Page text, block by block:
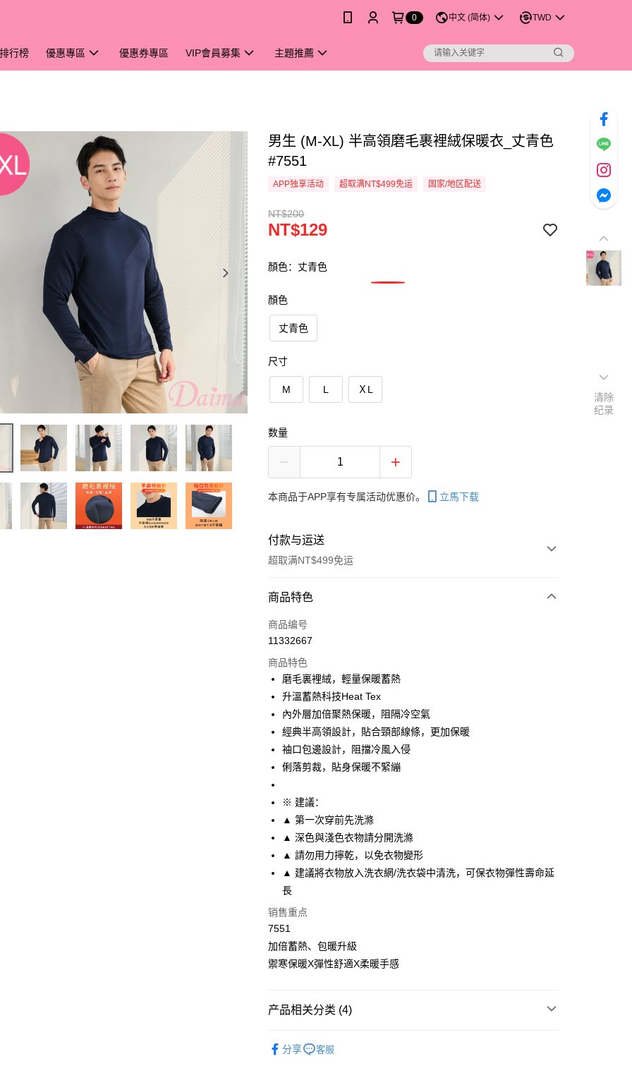
0 中文 (简体) TWD
行榜 優惠專區 優惠券專區 VIP會員募集 主題推薦
男生 (M-XL) 半高領磨毛裹裡絨保暖衣_丈青色
#7551
APP独享活动 超取满NT$499免运 国家/地区配送
NT$200
NT$129
顏色：丈青色
顏色
丈青色
尺寸
M L ＸL
数量
本商品于APP享有专属活动优惠价。 立馬下载
付款与运送
超取满NT$499免运
付款方式
信用卡一次付款
LINE Pay
Apple Pay
街口支付
悠遊付
大哥付你分期
相关说明
【大哥付你分期使用说明】
1. 本服务由台湾大哥大提供，电信用户可立即使用无须另外申请。（限个
人月租型门号，不开放公司户及预付卡使用）
2. 付款方式选择 “大哥付你分期”，订单成立后会自动跳转到大哥付的交易
流程，验证手机门号后，选择欲分期的期数、缴款截止日，确认付款后即
3. 实际核准额度、可分期数及费用金额请依后续交易确认页面所载为准。
4. 订单成立30分钟内，如未前往确认交易或遇审核未通过，订单将自动取
容。
【缴款方式说明】
账／街口支付／iPASS MONEY”等通路缴费。
1. 本服务系由 “台湾大哥大股份有限公司”所提供，让用户于交易时，得通
AFTEE先享后付
相关说明
一、關於 AFTEE先享後付
1. 於付款方式選擇AFTEE先享後付，將跳出AFTEE先享後付手機驗證視
2. 進行簡訊驗證之後，即可完成結帳手續。
3. 訂單確認後不需事先繳費，商品會配送至您的指定地址。
4. 下訂完成後，您的手機會收到一封繳費通知簡訊，APP會員則會收到
AFTEE APP推播通知。
5. 收到商品當下無需繳費，確認無誤後，請再利用繳費通知簡訊或AFTEE
請留意繳費期限為 14 天。唯有下載 AFTEE App 成為 AFTEE 會員者方能
享有最長 45 天內付款之服務。
繳費期限，為商家向您請款的時間，再加上使用AFTEE可延長的天數所計
算出。使用AFTEE下訂可以延長您收到商品前的繳費天數，但無法保證一
Hami Point
「Hami Point」为中华电信所提供之积分服务，可于会员专区绑定中华电
信会员账号后，即可在购物车使用 Hami Point 折抵消费金额（1点等于1
元）。
ATM付款
货到付款
每笔NT$80，满NT$499(含以上)免运费
商品特色
商品编号
11332667
商品特色
磨毛裏裡絨，輕量保暖蓄熱
升溫蓄熱科技Heat Tex
內外層加倍聚熱保暖，阻隔冷空氣
經典半高領設計，貼合頸部線條，更加保暖
袖口包邊設計，阻擋冷風入侵
俐落剪裁，貼身保暖不緊繃
※ 建議：
▲ 第一次穿前先洗滌
▲ 深色與淺色衣物請分開洗滌
▲ 請勿用力擰乾，以免衣物變形
▲ 建議將衣物放入洗衣網/洗衣袋中清洗，可保衣物彈性壽命延
長
销售重点
7551
加倍蓄熱、包暖升級
禦寒保暖X彈性舒適X柔暖手感
产品相关分类 (4)
分享 客服
清除
纪录